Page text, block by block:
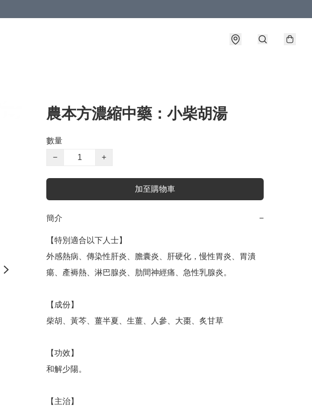
農本方濃縮中藥：小柴胡湯
數量
−
+
加至購物車
簡介 −
【特別適合以下人士】
外感熱病、傳染性肝炎、膽囊炎、肝硬化，慢性胃炎、胃潰
瘍、產褥熱、淋巴腺炎、肋間神經痛、急性乳腺炎。
【成份】
柴胡、黃芩、薑半夏、生薑、人參、大棗、炙甘草
【功效】
和解少陽。
【主治】